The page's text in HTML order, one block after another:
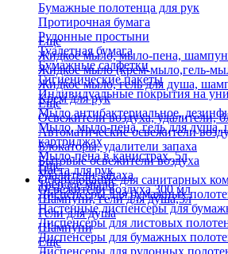
Бумажные полотенца для рук
Протирочная бумага
Рулонные простыни
Туалетная бумага
Бумажные салфетки
Гигиенические пакеты
Индивидуальные покрытия на
Еще
Жидкое мыло, мыло-пена,
Жидкое мыло (крем-мыло,гель-
Жидкое мыло, гель для душа,
Крем для рук
Мыло антибактериальное,
Мыло, мыло-пена, гель для душа,
картриджах
Мыло-пена в канистрах, 5л
Паста для рук
Твердое мыло
Шампуни, гели для душа,5л
Гели для душа
Шампуни
Еще
Освежители воздуха, удалители,
Автоматические освежители
Блокаторы, удалители запаха
Бытовые освежители воздуха
Удалители запаха
Освежители воздуха 300 мл
Еще
Оборудование для санитарных
Диспенсеры для бумажных
Настенные диспенсеры для
Диспенсеры для листовых
Диспенсеры для бумажных
Диспенсеры для рулонных
Еще